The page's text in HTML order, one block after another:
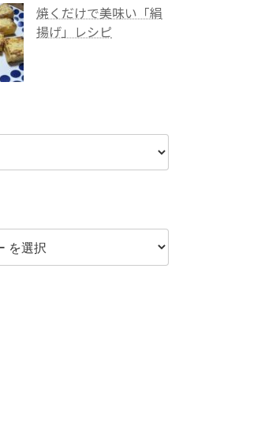
焼くだけで美味い「絹
揚げ」レシピ